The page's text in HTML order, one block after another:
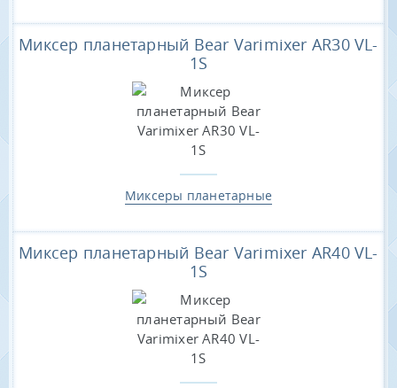
Миксер планетарный Bear Varimixer AR30 VL-
1S
Миксеры планетарные
Миксер планетарный Bear Varimixer AR40 VL-
1S